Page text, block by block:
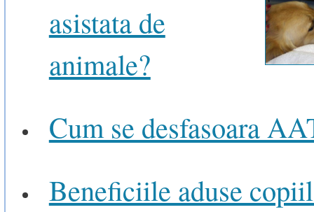
asistata de
animale?
Cum se desfasoara
Beneficiile aduse